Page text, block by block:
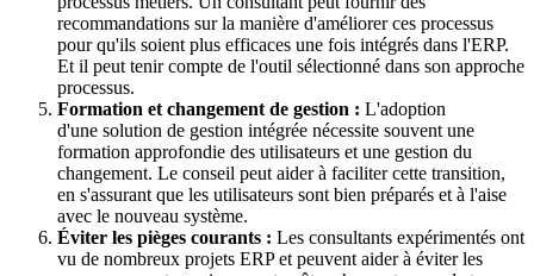
recommandations sur la manière d'améliorer ces processus
pour qu'ils soient plus efficaces une fois intégrés dans l'ERP.
Et il peut tenir compte de l'outil sélectionné dans son approche
processus.
Formation et changement de gestion : L'adoption
d'une solution de gestion intégrée nécessite souvent une
formation approfondie des utilisateurs et une gestion du
changement. Le conseil peut aider à faciliter cette transition,
en s'assurant que les utilisateurs sont bien préparés et à l'aise
avec le nouveau système.
Éviter les pièges courants : Les consultants expérimentés ont
vu de nombreux projets ERP et peuvent aider à éviter les